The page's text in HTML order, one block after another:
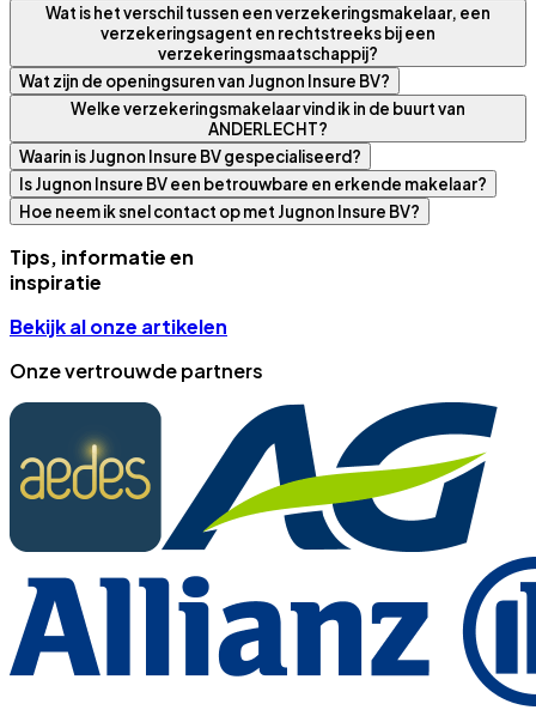
Wat is het verschil tussen een verzekeringsmakelaar, een
verzekeringsagent en rechtstreeks bij een
verzekeringsmaatschappij?
Wat zijn de openingsuren van Jugnon Insure BV?
Welke verzekeringsmakelaar vind ik in de buurt van
ANDERLECHT?
Waarin is Jugnon Insure BV gespecialiseerd?
Is Jugnon Insure BV een betrouwbare en erkende makelaar?
Hoe neem ik snel contact op met Jugnon Insure BV?
Tips, informatie en
inspiratie
Bekijk al onze artikelen
Onze vertrouwde partners